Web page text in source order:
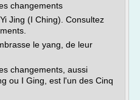
changements
Jing (I Ching). Consultez
le yang, de leur
changements, aussi
ou I Ging, est l'un des Cinq